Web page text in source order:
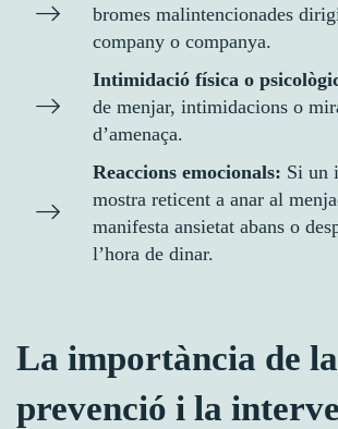
bromes malintencionades
company o companya.
Intimidació física o
de menjar, intimidacions o
d’amenaça.
Reaccions emocionals: Si un
mostra reticent a anar al
manifesta ansietat abans o
l’hora de dinar.
La importància de la
prevenció i la